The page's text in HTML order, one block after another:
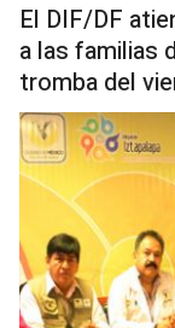
El DIF/DF
a las familias
tromba del